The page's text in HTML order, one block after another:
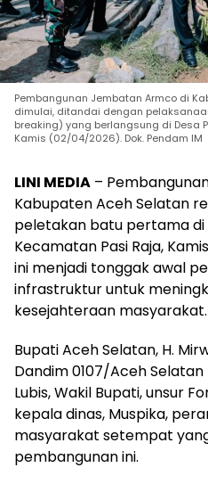
Pembangunan Jembatan Armco di
dimulai, ditandai dengan
breaking) yang berlangsung di Desa
Kamis (02/04/2026). Dok. Pendam IM
LINI MEDIA –
Kabupaten Aceh Selatan
peletakan batu pertama di
Kecamatan Pasi Raja,
ini menjadi tonggak awal
infrastruktur untuk
kesejahteraan masyarakat.
Bupati Aceh Selatan, H.
Dandim 0107/Aceh Selatan
Lubis, Wakil Bupati, unsur
kepala dinas, Muspika,
masyarakat setempat
pembangunan ini.